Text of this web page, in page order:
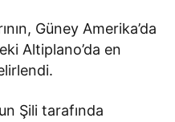
Güney Amerika’da
Altiplano’da en
Şili tarafında